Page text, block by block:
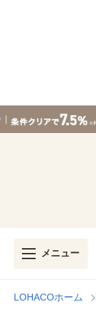
メニュー
LOHACOホーム